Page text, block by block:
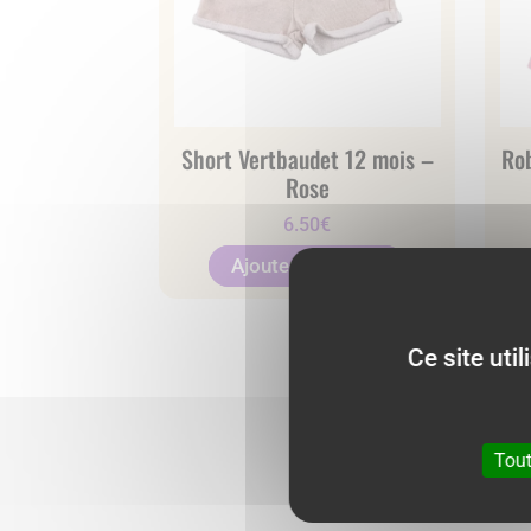
Short Vertbaudet 12 mois –
Rose
6.50€
Ajouter au panier
Ce site